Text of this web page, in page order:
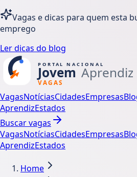
Vagas e dicas para quem esta
emprego
Ler dicas do blog
VagasNotíciasCidadesEmpresas
AprendizEstados
Buscar vagas
VagasNotíciasCidadesEmpresas
AprendizEstados
Home